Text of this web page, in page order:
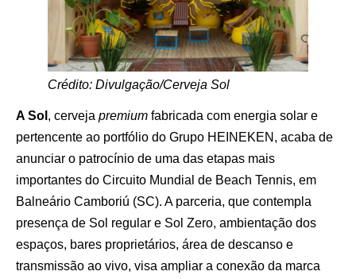
Crédito: Divulgação/Cerveja Sol
A Sol , cerveja premium fabricada com energia solar e
pertencente ao portfólio do Grupo HEINEKEN, acaba de
anunciar o patrocínio de uma das etapas mais
importantes do Circuito Mundial de Beach Tennis, em
Balneário Camboriú (SC). A parceria, que contempla
presença de Sol regular e Sol Zero, ambientação dos
espaços, bares proprietários, área de descanso e
transmissão ao vivo, visa ampliar a conexão da marca